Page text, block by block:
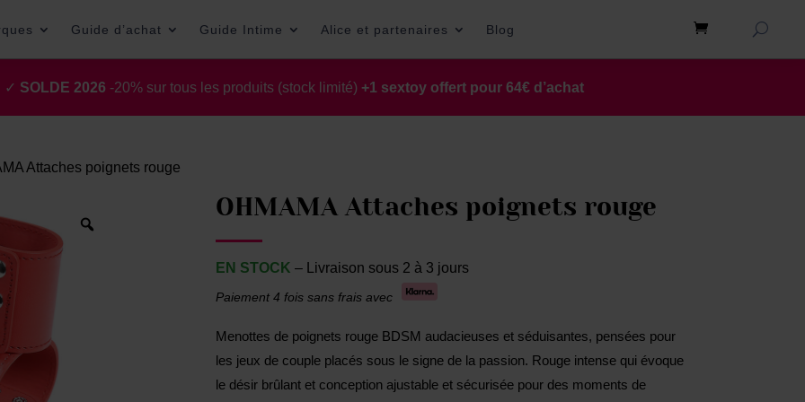
Guide d’achat Guide Intime Alice et partenaires Blog
✓ SOLDE 2026 -20% sur tous les produits (stock limité) +1 sextoy offert pour 64€ d’achat
Attaches poignets rouge
OHMAMA Attaches poignets rouge
EN STOCK – Livraison sous 2 à 3 jours
Paiement 4 fois sans frais avec
Menottes de poignets rouge BDSM audacieuses et séduisantes, pensées pour
les jeux de couple placés sous le signe de la passion. Rouge intense qui évoque
le désir brûlant et conception ajustable et sécurisée pour des moments de